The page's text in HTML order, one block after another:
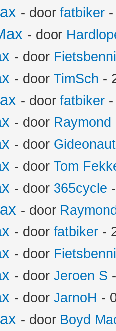
- door fatbiker
- door
- door
- door TimSch -
- door fatbiker
- door Raymond
- door Gideonaut
- door Tom
- door 365cycle
- door
- door fatbiker -
- door
- door Jeroen S
- door JarnoH -
- door Boyd